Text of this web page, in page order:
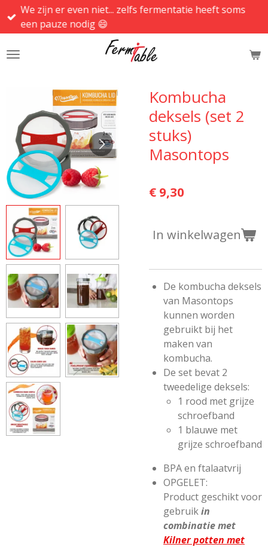
Ga
direct
de
We zijn er even niet... zelfs fermentatie heeft soms
een pauze nodig 😄
Kombucha
deksels (set 2
stuks)
Masontops
€ 9,30
In winkelwagen
De kombucha deksels
van Masontops
kunnen worden
gebruikt bij het
maken van
kombucha.
De set bevat 2
tweedelige deksels:
1 rood met grijze
schroefband
1 blauwe met
grijze schroefband
BPA en ftalaatvrij
OPGELET:
Product geschikt voor
gebruikin
combinatie met
Kilner potten met